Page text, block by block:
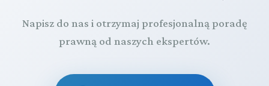
Napisz do nas i otrzymaj profesjonalną poradę
prawną od naszych ekspertów.